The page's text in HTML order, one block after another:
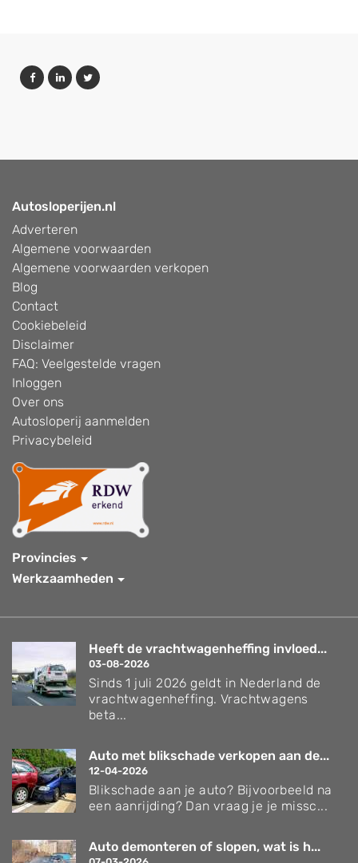
Autosloperijen.nl
Adverteren
Algemene voorwaarden
Algemene voorwaarden verkopen
Blog
Contact
Cookiebeleid
Disclaimer
FAQ: Veelgestelde vragen
Inloggen
Over ons
Autosloperij aanmelden
Privacybeleid
Provincies
Werkzaamheden
Heeft de vrachtwagenheffing invloed...
03-08-2026
Sinds 1 juli 2026 geldt in Nederland de
vrachtwagenheffing. Vrachtwagens
beta...
Auto met blikschade verkopen aan de...
12-04-2026
Blikschade aan je auto? Bijvoorbeeld na
een aanrijding? Dan vraag je je missc...
Auto demonteren of slopen, wat is h...